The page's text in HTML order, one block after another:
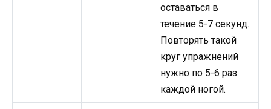
оставаться в
течение 5-7 секунд.
Повторять такой
круг упражнений
нужно по 5-6 раз
каждой ногой.